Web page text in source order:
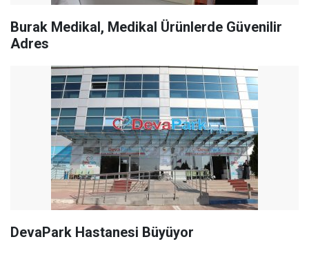
Burak Medikal, Medikal Ürünlerde Güvenilir
Adres
DevaPark Hastanesi Büyüyor